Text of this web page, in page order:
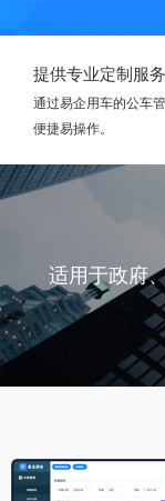
提供专业定制服
通过易企用车的公车
便捷易操作。
适用于政府